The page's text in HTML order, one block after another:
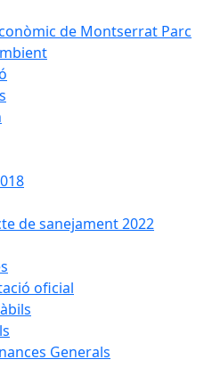
de Montserrat Parc
de sanejament 2022
oficial
Generals